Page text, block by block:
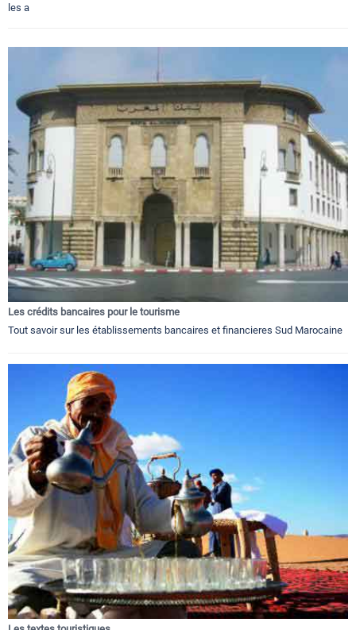
les a
Les crédits bancaires pour le tourisme
Tout savoir sur les établissements bancaires et financieres Sud Marocaine